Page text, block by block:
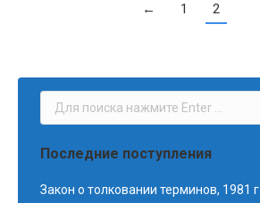
← 1 2
Поиск:
Последние поступления
Закон о толковании терминов, 1981 г